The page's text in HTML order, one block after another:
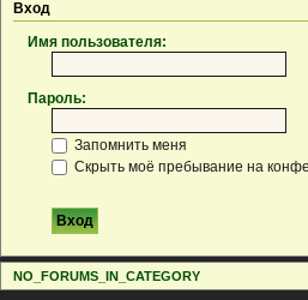
Вход
Имя пользователя:
Пароль:
Запомнить меня
Скрыть моё пребывание на
NO_FORUMS_IN_CATEGORY